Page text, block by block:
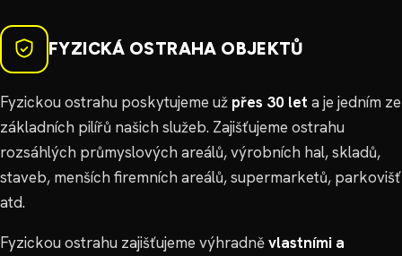
FYZICKÁ OSTRAHA OBJEKTŮ
Fyzickou ostrahu poskytujeme už přes 30 let a je jedním ze
základních pilířů našich služeb. Zajišťujeme ostrahu
rozsáhlých průmyslových areálů, výrobních hal, skladů,
staveb, menších firemních areálů, supermarketů, parkovišť
atd.
Fyzickou ostrahu zajišťujeme výhradněvlastními a